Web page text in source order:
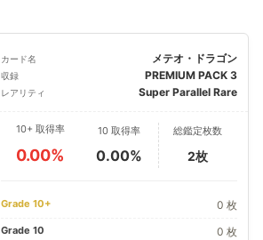
カード名 メテオ・ドラゴン
収録 PREMIUM PACK 3
レアリティ Super Parallel Rare
10+ 取得率
0.00%
10 取得率
0.00%
総鑑定枚数
2枚
Grade 10+ 0 枚
Grade 10 0 枚